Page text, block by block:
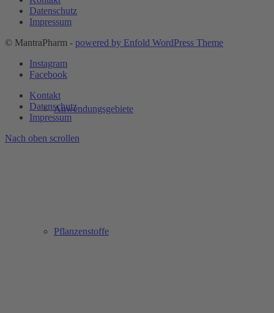
Anwendungsgebiete
Pflanzenstoffe
Datenschutz
Impressum
© MantraPharm - powered by Enfold WordPress Theme
Instagram
Facebook
Kontakt
Datenschutz
Impressum
Nach oben scrollen